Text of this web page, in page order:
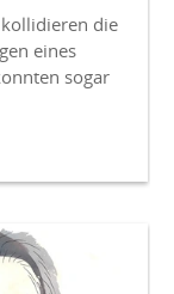
die
eines
sogar